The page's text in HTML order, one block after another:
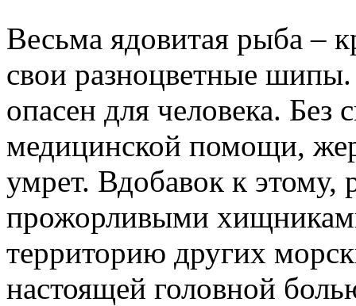
Весьма ядовитая рыба –
свои разноцветные
опасен для человека.
медицинской помощи,
умрет. Вдобавок к этому,
прожорливыми
территорию других
настоящей головной